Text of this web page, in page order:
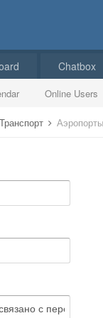
Online Users
Chatbox
Транспорт